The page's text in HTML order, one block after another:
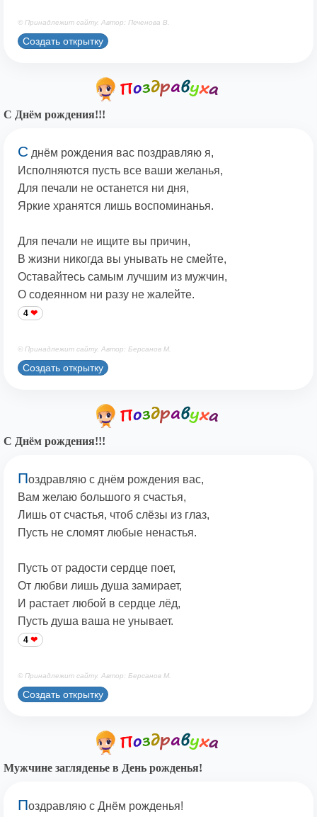
© Принадлежит сайту. Автор: Печенова В.
Создать открытку
С Днём рождения!!!
С днём рождения вас поздравляю я,
Исполняются пусть все ваши желанья,
Для печали не останется ни дня,
Яркие хранятся лишь воспоминанья.
Для печали не ищите вы причин,
В жизни никогда вы унывать не смейте,
Оставайтесь самым лучшим из мужчин,
О содеянном ни разу не жалейте.
4
© Принадлежит сайту. Автор: Берсанов М.
Создать открытку
С Днём рождения!!!
Поздравляю с днём рождения вас,
Вам желаю большого я счастья,
Лишь от счастья, чтоб слёзы из глаз,
Пусть не сломят любые ненастья.
Пусть от радости сердце поет,
От любви лишь душа замирает,
И растает любой в сердце лёд,
Пусть душа ваша не унывает.
4
© Принадлежит сайту. Автор: Берсанов М.
Создать открытку
Мужчине загляденье в День рожденья!
Поздравляю с Днём рожденья!